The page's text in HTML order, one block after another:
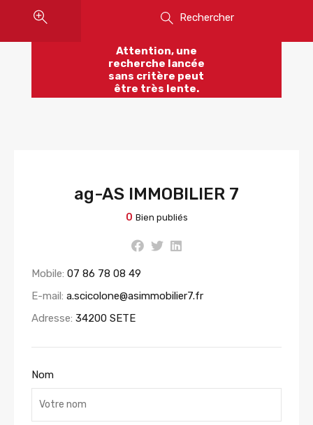
Rechercher
Attention, une
recherche lancée
sans critère peut
être très lente.
ag-AS IMMOBILIER 7
0 Bien publiés
Mobile: 07 86 78 08 49
E-mail: a.scicolone@asimmobilier7.fr
Adresse: 34200 SETE
Nom